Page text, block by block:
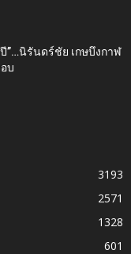
”…นิรันดร์ชัย เกษบึงกาฬ
บ
3193
2571
1328
601